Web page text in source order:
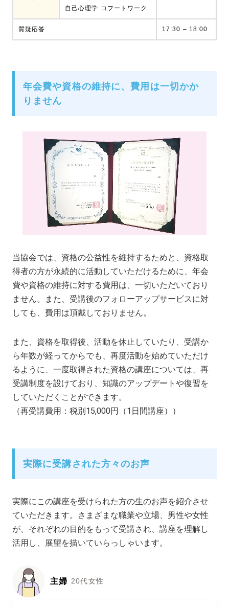
自己心理学 コフートワーク
質疑応答 17:30 – 18:00
年会費や資格の維持に、費用は一切かか
りません
当協会では、資格の公益性を維持するためと、資格取
得者の方が永続的に活動していただけるために、年会
費や資格の維持に対する費用は、一切いただいており
ません。また、受講後のフォローアップサービスに対
しても、費用は頂戴しておりません。
また、資格を取得後、活動を休止していたり、受講か
ら年数が経ってからでも、再度活動を始めていただけ
るように、一度取得された資格の講座については、再
受講制度を設けており、知識のアップデートや復習を
していただくことができます。
（再受講費用：税別15,000円（1日間講座））
実際に受講された方々のお声
実際にこの講座を受けられた方の生のお声を紹介させ
ていただきます。さまざまな職業や立場、男性や女性
が、それぞれの目的をもって受講され、講座を理解し
活用し、展望を描いていらっしゃいます。
主婦 20代女性